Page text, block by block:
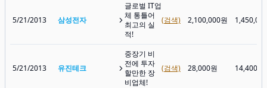
5/21/2013 삼성전자
글로벌 IT업
체 통틀어
최고의 실
적!
(검색) 2,100,000원
5/21/2013 유진테크
중장기 비
전에 투자
할만한 장
비업체!
(검색) 28,000원 14,400원